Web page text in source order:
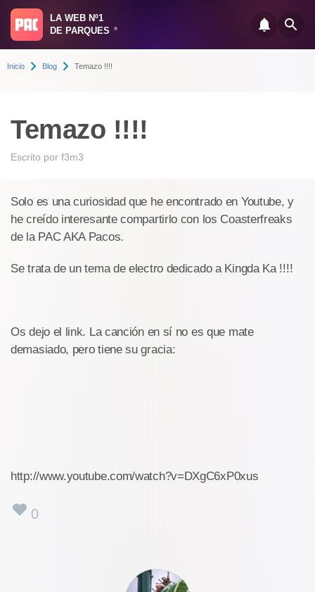
LA WEB Nº1
DE PARQUES
®
Inicio Blog Temazo !!!!
Temazo !!!!
Escrito por f3m3
Solo es una curiosidad que he encontrado en Youtube, y
he creído interesante compartirlo con los Coasterfreaks
de la PAC AKA Pacos.
Se trata de un tema de electro dedicado a Kingda Ka !!!!
Os dejo el link. La canción en sí no es que mate
demasiado, pero tiene su gracia:
http://www.youtube.com/watch?v=DXgC6xP0xus
0